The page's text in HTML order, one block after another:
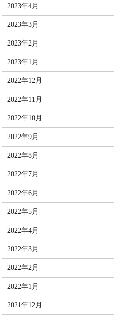
2023年4月
2023年3月
2023年2月
2023年1月
2022年12月
2022年11月
2022年10月
2022年9月
2022年8月
2022年7月
2022年6月
2022年5月
2022年4月
2022年3月
2022年2月
2022年1月
2021年12月